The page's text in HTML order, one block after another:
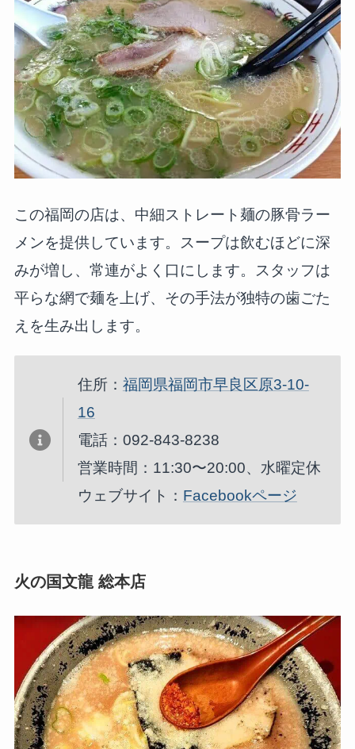
この福岡の店は、中細ストレート麺の豚骨ラー
メンを提供しています。スープは飲むほどに深
みが増し、常連がよく口にします。スタッフは
平らな網で麺を上げ、その手法が独特の歯ごた
えを生み出します。
住所： 福岡県福岡市早良区原3-10-
16
電話：092-843-8238
営業時間：11:30〜20:00、水曜定休
ウェブサイト： Facebookページ
火の国文龍 総本店